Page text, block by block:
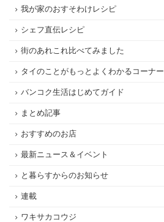
我が家のおすそわけレシピ
シェフ直伝レシピ
街のあれこれ比べてみました
タイのことがもっとよくわかるコーナー
バンコク生活はじめてガイド
まとめ記事
おすすめのお店
最新ニュース＆イベント
と暮らすからのお知らせ
連載
ワキサカコウジ